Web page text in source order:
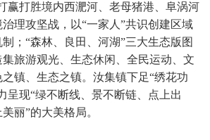
赢打胜境内西淝河、老母猪港、阜涡河
理攻坚战，以“一家人”共识创建区域
；“森林、良田、河湖”三大生态版图
旅游观光、生态休闲、全民运动、文
镇、生态之镇。汝集镇下足“绣花功
呈现“绿不断线、景不断链、点上出
丽”的大美格局。